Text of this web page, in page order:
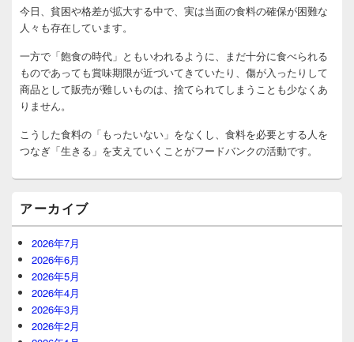
ド
ー
ェ
エ
リ
今日、貧困や格差が拡大する中で、実は当面の食料の確保が困難な
人々も存在しています。
一方で「飽食の時代」ともいわれるように、まだ十分に食べられる
ものであっても賞味期限が近づいてきていたり、傷が入ったりして
商品として販売が難しいものは、捨てられてしまうことも少なくあ
りません。
こうした食料の「もったいない」をなくし、食料を必要とする人を
つなぎ「生きる」を支えていくことがフードバンクの活動です。
アーカイブ
2026年7月
2026年6月
2026年5月
2026年4月
2026年3月
2026年2月